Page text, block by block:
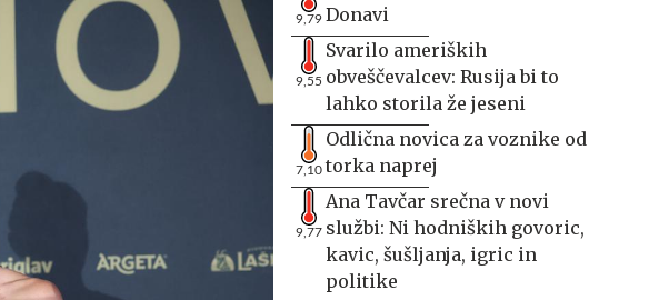
9,79 Donavi
9,55
Svarilo ameriških
obveščevalcev: Rusija bi to
lahko storila že jeseni
7,10
Odlična novica za voznike od
torka naprej
9,77
Ana Tavčar srečna v novi
službi: Ni hodniških govoric,
kavic, šušljanja, igric in
politike